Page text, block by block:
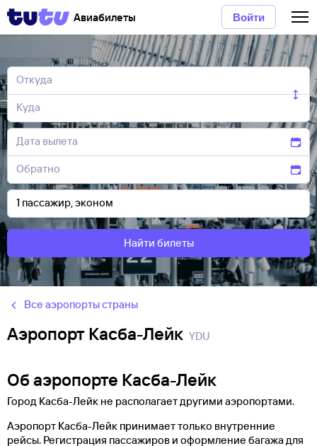
Авиабилеты Войти
Найти билеты
Все аэропорты страны
Аэропорт Касба-Лейк YDU
Об аэропорте Касба-Лейк
Город Касба-Лейк не располагает другими аэропортами.
Аэропорт Касба-Лейк принимает только внутренние
рейсы. Регистрация пассажиров и оформление багажа для